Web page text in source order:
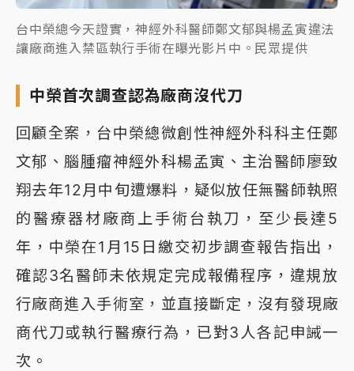
台中榮總今天證實，神經外科醫師鄭文郁與楊孟寅違法
讓廠商進入禁區執行手術在曝光影片中。民眾提供
中榮首次調查認為廠商沒代刀
回顧全案，台中榮總微創性神經外科科主任鄭
文郁、腦腫瘤神經外科楊孟寅、主治醫師廖致
翔去年12月中旬遭爆料，疑似放任無醫師執照
的醫療器材廠商上手術台執刀，至少長達5
年，中榮在1月15日繳交初步調查報告指出，
確認3名醫師未依規定完成報備程序，違規放
行廠商進入手術室，並直接斷定，沒有發現廠
商代刀或執行醫療行為，已對3人各記申誡一
次。